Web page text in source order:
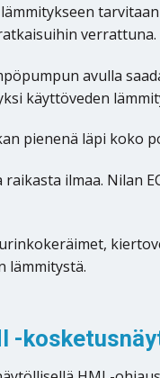
verrattuna.
avulla
käyttöveden
pienenä läpi koko
ilmaa. Nilan
lämmitystä.
-